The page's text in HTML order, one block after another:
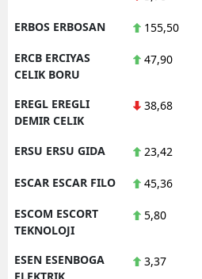
ERBOS ERBOSAN 155,50
ERCB ERCIYAS
CELIK BORU
47,90
EREGL EREGLI
DEMIR CELIK
38,68
ERSU ERSU GIDA 23,42
ESCAR ESCAR FILO 45,36
ESCOM ESCORT
TEKNOLOJI
5,80
ESEN ESENBOGA
ELEKTRIK
3,37